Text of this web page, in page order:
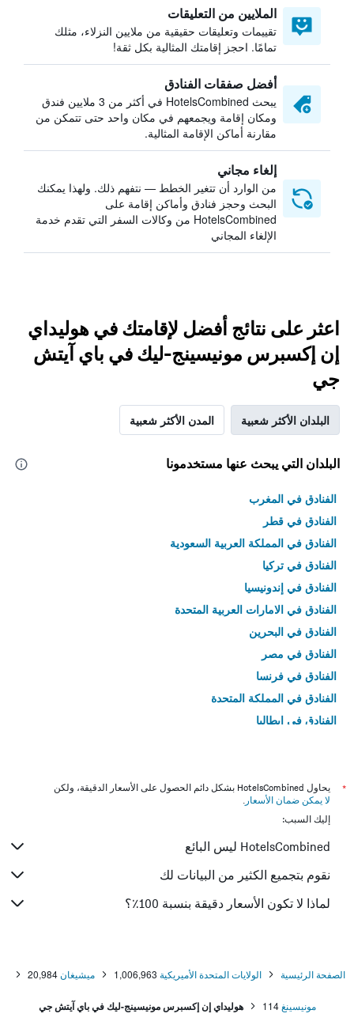
الملايين من التعليقات
تقييمات وتعليقات حقيقية من ملايين النزلاء، مثلك
تمامًا. احجز إقامتك المثالية بكل ثقة!
أفضل صفقات الفنادق
يبحث HotelsCombined في أكثر من 3 ملايين فندق
ومكان إقامة ويجمعهم في مكان واحد حتى تتمكن من
مقارنة أماكن الإقامة المثالية.
إلغاء مجاني
من الوارد أن تتغير الخطط — نتفهم ذلك. ولهذا يمكنك
البحث وحجز فنادق وأماكن إقامة على
HotelsCombined من وكالات السفر التي تقدم خدمة
الإلغاء المجاني
اعثر على نتائج أفضل لإقامتك في هوليداي
إن إكسبرس مونيسينج-ليك في باي آيتش
جي
البلدان الأكثر شعبية المدن الأكثر شعبية
البلدان التي يبحث عنها مستخدمونا
الفنادق في المغرب
الفنادق في قطر
الفنادق في المملكة العربية السعودية
الفنادق في تركيا
الفنادق في إندونيسيا
الفنادق في الامارات العربية المتحدة
الفنادق في البحرين
الفنادق في مصر
الفنادق في فرنسا
الفنادق في المملكة المتحدة
الفنادق في إيطاليا
*
يحاول HotelsCombined بشكل دائم الحصول على الأسعار الدقيقة، ولكن
لا يمكن ضمان الأسعار .
إليك السبب:
HotelsCombined ليس البائع
نقوم بتجميع الكثير من البيانات لك
لماذا لا تكون الأسعار دقيقة بنسبة 100٪؟
الصفحة الرئيسية الولايات المتحدة الأميريكية 1,006,963 ميشيغان20,984
مونيسينغ 114 هوليداي إن إكسبرس مونيسينج-ليك في باي آيتش جي